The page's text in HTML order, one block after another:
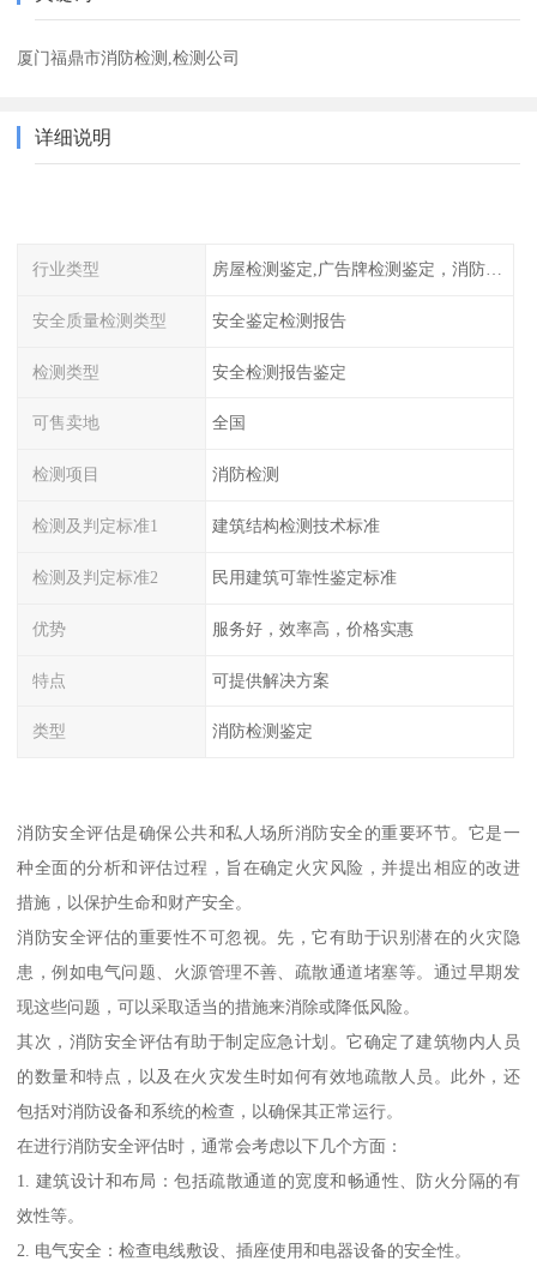
厦门福鼎市消防检测,检测公司
详细说明
行业类型 房屋检测鉴定,广告牌检测鉴定，消防检测
安全质量检测类型 安全鉴定检测报告
检测类型 安全检测报告鉴定
可售卖地 全国
检测项目 消防检测
检测及判定标准1 建筑结构检测技术标准
检测及判定标准2 民用建筑可靠性鉴定标准
优势 服务好，效率高，价格实惠
特点 可提供解决方案
类型 消防检测鉴定
消防安全评估是确保公共和私人场所消防安全的重要环节。它是一
种全面的分析和评估过程，旨在确定火灾风险，并提出相应的改进
措施，以保护生命和财产安全。
消防安全评估的重要性不可忽视。先，它有助于识别潜在的火灾隐
患，例如电气问题、火源管理不善、疏散通道堵塞等。通过早期发
现这些问题，可以采取适当的措施来消除或降低风险。
其次，消防安全评估有助于制定应急计划。它确定了建筑物内人员
的数量和特点，以及在火灾发生时如何有效地疏散人员。此外，还
包括对消防设备和系统的检查，以确保其正常运行。
在进行消防安全评估时，通常会考虑以下几个方面：
1. 建筑设计和布局：包括疏散通道的宽度和畅通性、防火分隔的有
效性等。
2. 电气安全：检查电线敷设、插座使用和电器设备的安全性。